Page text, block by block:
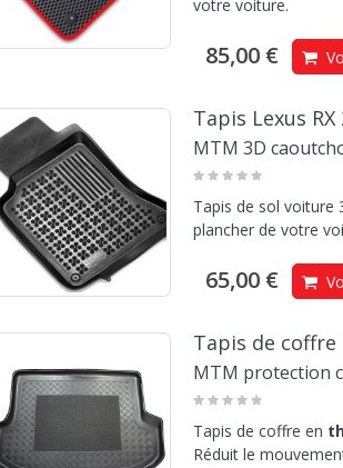
votre voiture.
85,00 €
Tapis Lexus
MTM 3D
Tapis de sol voiture
plancher de votre
65,00 €
Tapis de coffre
MTM protection
Tapis de coffre en
Réduit le